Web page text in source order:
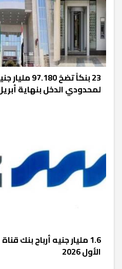
23 بنكاً تضخ
لمحدودي الدخل بنهاية أبريل
1.6 مليار جنيه أرباح بنك
الأول 2026